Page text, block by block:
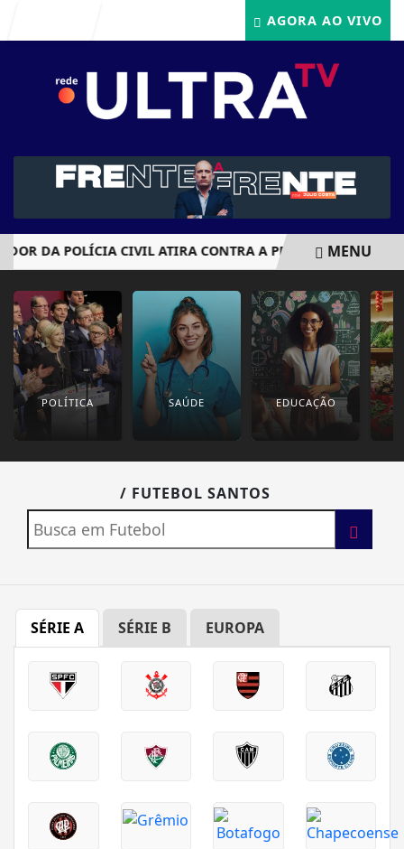
AGORA AO VIVO
DA POLÍCIA CIVIL ATIRA CONTRA A PRÓPRIA CABEÇA
EM ALTA
MENU
POLÍTICA SAÚDE EDUCAÇÃO
/ FUTEBOL SANTOS
SÉRIE A SÉRIE B EUROPA